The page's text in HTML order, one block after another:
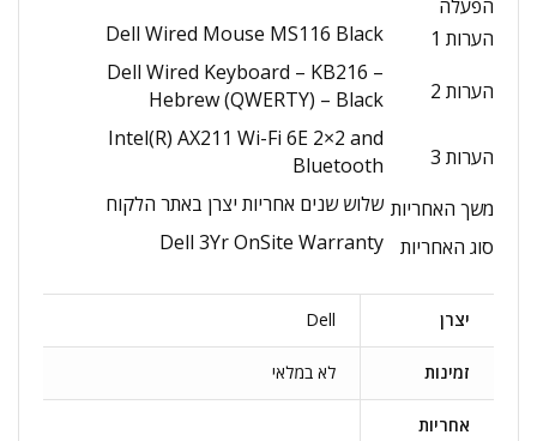
הפעלה
הערות 1
Dell Wired Mouse MS116 Black
הערות 2
Dell Wired Keyboard – KB216 –
Hebrew (QWERTY) – Black
הערות 3
Intel(R) AX211 Wi-Fi 6E 2×2 and
Bluetooth
משך האחריות שלוש שנים אחריות יצרן באתר הלקוח
סוג האחריות
Dell 3Yr OnSite Warranty
יצרן Dell
זמינות לא במלאי
אחריות